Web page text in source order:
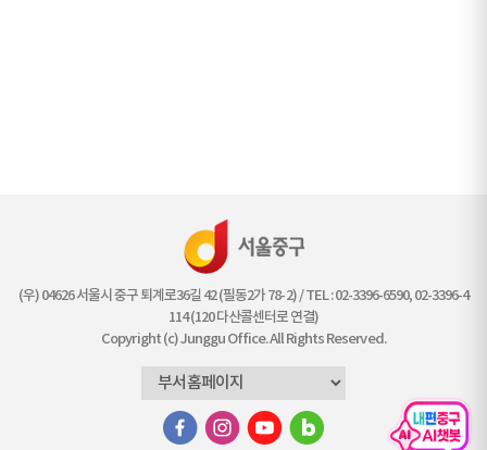
(우) 04626 서울시 중구 퇴계로36길 42 (필동2가 78-2) / TEL : 02-3396-6590, 02-3396-4
114 (120 다산콜센터로 연결)
Copyright (c) Junggu Office. All Rights Reserved.